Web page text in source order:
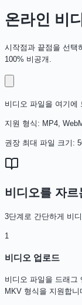
온라인 비
시작점과 끝점을 선택
100% 비공개.
비디오 파일을 여기에
지원 형식: MP4,
권장 최대 파일 크기:
비디오를 자르
3단계로 간단하게 비
1
비디오 업로드
비디오 파일을 드래그
MKV 형식을 지원합니